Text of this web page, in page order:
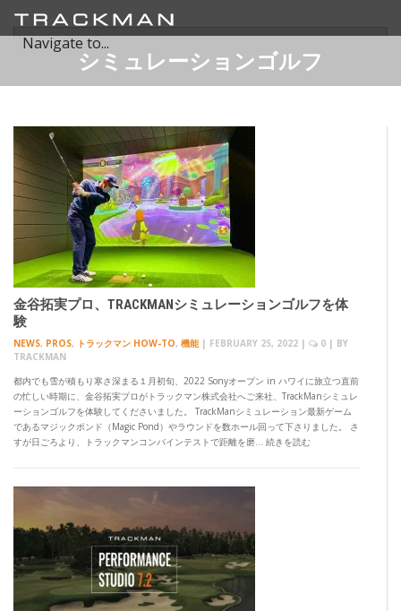
シミュレーションゴルフ
金谷拓実プロ、TRACKMANシミュレーションゴルフを体
験
NEWS, PROS, トラックマン HOW-TO, 機能 | FEBRUARY 25, 2022 | 0 | BY
TRACKMAN
都内でも雪が積もり寒さ深まる１月初旬、2022 Sonyオープン in ハワイに旅立つ直前
の忙しい時期に、金谷拓実プロがトラックマン株式会社へご来社、TrackManシミュレ
ーションゴルフを体験してくださいました。 TrackManシミュレーション最新ゲーム
であるマジックポンド（Magic Pond）やラウンドを数ホール回って下さりました。 さ
すが日ごろより、トラックマンコンバインテストで距離を磨… 続きを読む